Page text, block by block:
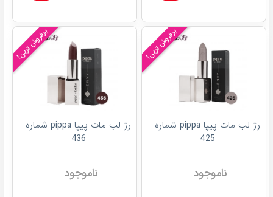
پرفروش ترین!
رژ لب مات پیپا pippa شماره
425
ناموجود
پرفروش ترین!
رژ لب مات پیپا pippa شماره
436
ناموجود